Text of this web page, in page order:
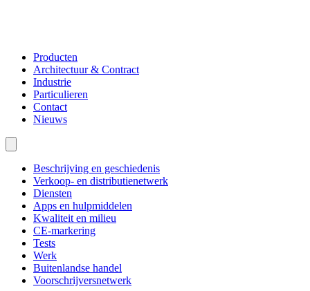
Producten
Architectuur & Contract
Industrie
Particulieren
Contact
Nieuws
Beschrijving en geschiedenis
Verkoop- en distributienetwerk
Diensten
Apps en hulpmiddelen
Kwaliteit en milieu
CE-markering
Tests
Werk
Buitenlandse handel
Voorschrijversnetwerk